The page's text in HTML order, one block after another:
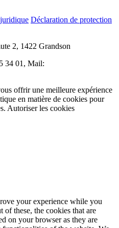
Déclaration de protection
2, 1422 Grandson
34 01, Mail:
offrir une meilleure expérience
en matière de cookies pour
Autoriser les cookies
your experience while you
of these, the cookies that are
on your browser as they are